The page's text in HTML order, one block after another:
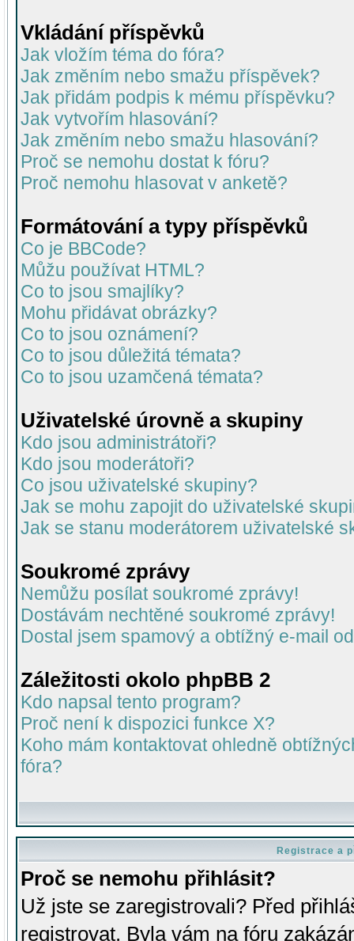
Vkládání příspěvků
Jak vložím téma do fóra?
Jak změním nebo smažu příspěvek?
Jak přidám podpis k mému příspěvku?
Jak vytvořím hlasování?
Jak změním nebo smažu hlasování?
Proč se nemohu dostat k fóru?
Proč nemohu hlasovat v anketě?
Formátování a typy příspěvků
Co je BBCode?
Můžu používat HTML?
Co to jsou smajlíky?
Mohu přidávat obrázky?
Co to jsou oznámení?
Co to jsou důležitá témata?
Co to jsou uzamčená témata?
Uživatelské úrovně a skupiny
Kdo jsou administrátoři?
Kdo jsou moderátoři?
Co jsou uživatelské skupiny?
Jak se mohu zapojit do uživatelské
Jak se stanu moderátorem uživatelské
Soukromé zprávy
Nemůžu posílat soukromé zprávy!
Dostávám nechtěné soukromé zprávy!
Dostal jsem spamový a obtížný e-mail
Záležitosti okolo phpBB 2
Kdo napsal tento program?
Proč není k dispozici funkce X?
Koho mám kontaktovat ohledně
fóra?
Registrace a
Proč se nemohu přihlásit?
Už jste se zaregistrovali? Před
registrovat. Byla vám na fóru